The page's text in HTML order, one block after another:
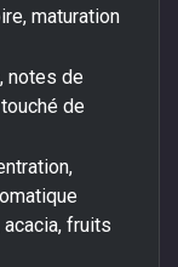
maturation
notes de
de
fruits